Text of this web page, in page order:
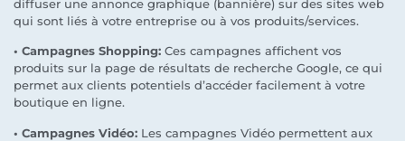
diffuser une annonce graphique (bannière) sur des sites web
qui sont liés à votre entreprise ou à vos produits/services.
• Campagnes Shopping: Ces campagnes affichent vos
produits sur la page de résultats de recherche Google, ce qui
permet aux clients potentiels d’accéder facilement à votre
boutique en ligne.
• Campagnes Vidéo: Les campagnes Vidéo permettent aux